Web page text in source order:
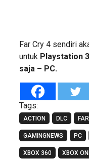
Far Cry 4 sendiri
untuk Playstation
saja – PC.
Tags:
ACTION DLC
GAMINGNEWS PC
XBOX 360 XBOX